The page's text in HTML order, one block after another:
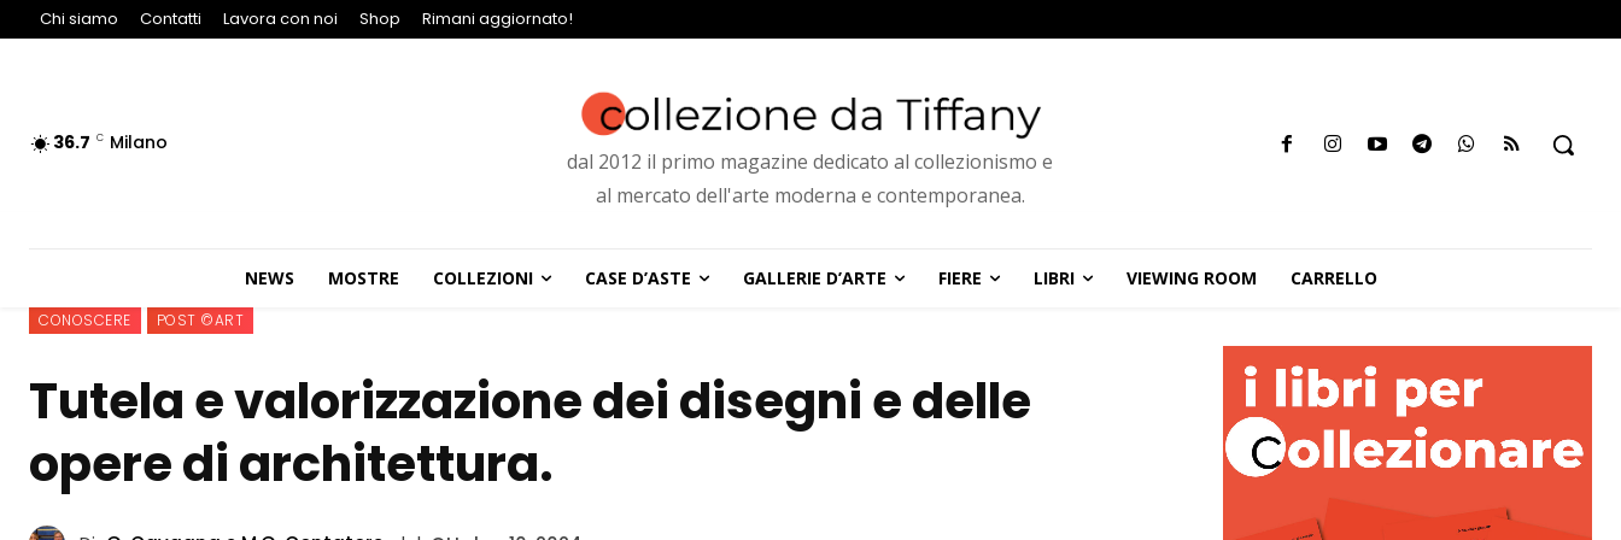
Chi siamo Contatti Lavora con noi Shop Rimani aggiornato!
36.7 C Milano
dal 2012 il primo magazine dedicato al collezionismo e
al mercato dell'arte moderna e contemporanea.
NEWS MOSTRE COLLEZIONI CASE D’ASTE GALLERIE D’ARTE FIERE LIBRI VIEWING ROOM CARRELLO
CONOSCERE POST ©ART
Tutela e valorizzazione dei disegni e delle
opere di architettura.